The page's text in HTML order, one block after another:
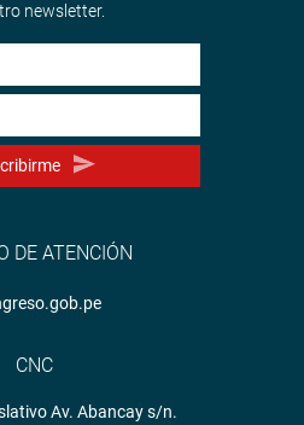
newsletter.
DE ATENCIÓN
CNC
Av. Abancay s/n.